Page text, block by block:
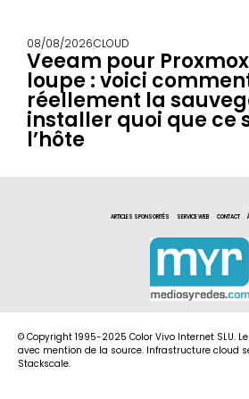
08/08/2026CLOUD
Veeam pour
loupe : voici
réellement la
installer quoi que ce
l’hôte
ARTICLES SPONSORITÉS SERVICE WEB CONTACT
© Copyright 1995-2025 Color Vivo Internet SLU.
avec mention de la source. Infrastructure cloud
Stackscale.